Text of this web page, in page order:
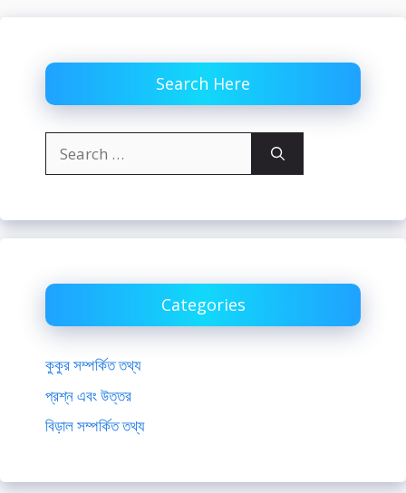
Search Here
for:
Categories
কুকুর সম্পর্কিত তথ্য
প্রশ্ন এবং উত্তর
বিড়াল সম্পর্কিত তথ্য